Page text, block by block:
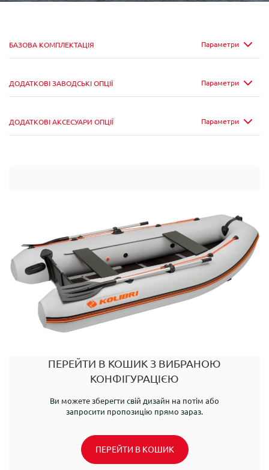
Параметри
БАЗОВА КОМПЛЕКТАЦІЯ
Параметри
ДОДАТКОВІ ЗАВОДСЬКІ ОПЦІЇ
Параметри
ДОДАТКОВІ АКСЕСУАРИ ОПЦІЇ
ПЕРЕЙТИ В КОШИК З ВИБРАНОЮ
КОНФІГУРАЦІЄЮ
Ви можете зберегти свій дизайн на потім або
запросити пропозицію прямо зараз.
ПЕРЕЙТИ В КОШИК